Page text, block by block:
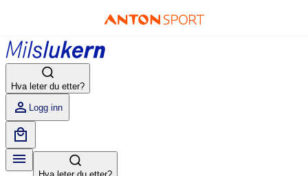
Hva leter du etter?
Logg inn